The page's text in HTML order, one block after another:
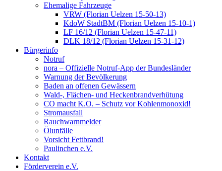
Ehemalige Fahrzeuge
VRW (Florian Uelzen 15-50-13)
KdoW StadtBM (Florian Uelzen 15-10-1)
LF 16/12 (Florian Uelzen 15-47-11)
DLK 18/12 (Florian Uelzen 15-31-12)
Bürgerinfo
Notruf
nora – Offizielle Notruf-App der Bundesländer
Warnung der Bevölkerung
Baden an offenen Gewässern
Wald-, Flächen- und Heckenbrandverhütung
CO macht K.O. – Schutz vor Kohlenmonoxid!
Stromausfall
Rauchwarnmelder
Ölunfälle
Vorsicht Fettbrand!
Paulinchen e.V.
Kontakt
Förderverein e.V.